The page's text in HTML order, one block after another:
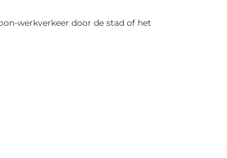
werkverkeer door de stad of het